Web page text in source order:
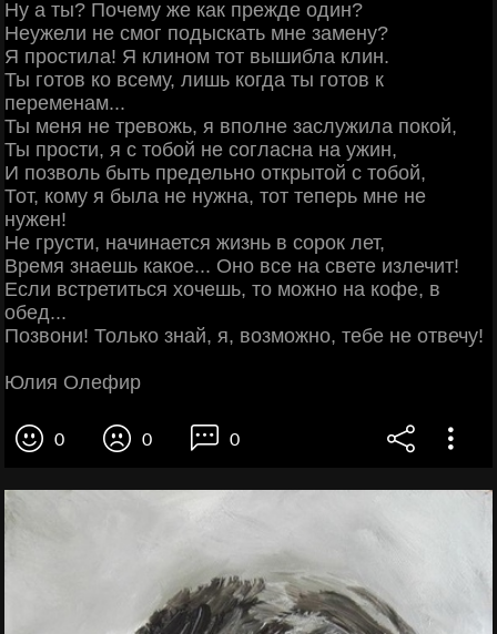
Ну а ты? Почему же как прежде один?
Неужели не смог подыскать мне замену?
Я простила! Я клином тот вышибла клин.
Ты готов ко всему, лишь когда ты готов к
переменам...
Ты меня не тревожь, я вполне заслужила покой,
Ты прости, я с тобой не согласна на ужин,
И позволь быть предельно открытой с тобой,
Тот, кому я была не нужна, тот теперь мне не
нужен!
Не грусти, начинается жизнь в сорок лет,
Время знаешь какое... Оно все на свете излечит!
Если встретиться хочешь, то можно на кофе, в
обед...
Позвони! Только знай, я, возможно, тебе не отвечу!
Юлия Олефир
0 0 0